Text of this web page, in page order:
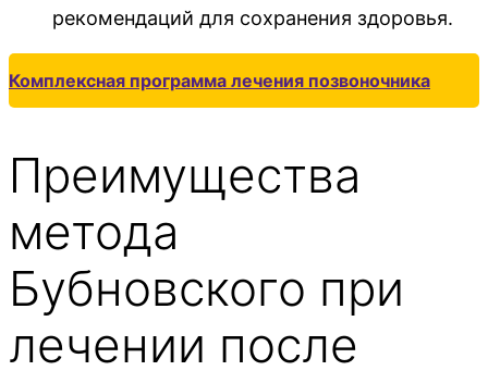
рекомендаций для сохранения здоровья.
Комплексная программа лечения позвоночника
Преимущества
метода
Бубновского при
лечении после